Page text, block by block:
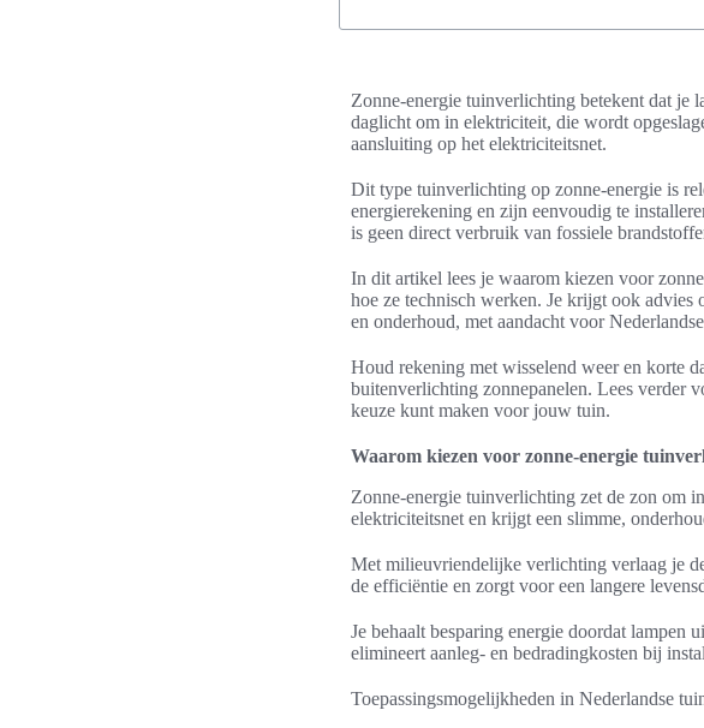
Zonne-energie tuinverlichting betekent dat je
daglicht om in elektriciteit, die wordt
aansluiting op het elektriciteitsnet.
Dit type tuinverlichting op zonne-energie is
energierekening en zijn eenvoudig te
is geen direct verbruik van fossiele
In dit artikel lees je waarom kiezen voor
hoe ze technisch werken. Je krijgt ook
en onderhoud, met aandacht voor
Houd rekening met wisselend weer en korte
buitenverlichting zonnepanelen. Lees verder
keuze kunt maken voor jouw tuin.
Waarom kiezen voor zonne-energie
Zonne-energie tuinverlichting zet de zon om
elektriciteitsnet en krijgt een slimme,
Met milieuvriendelijke verlichting verlaag je
de efficiëntie en zorgt voor een langere
Je behaalt besparing energie doordat lampen
elimineert aanleg- en bedradingkosten bij
Toepassingsmogelijkheden in Nederlandse